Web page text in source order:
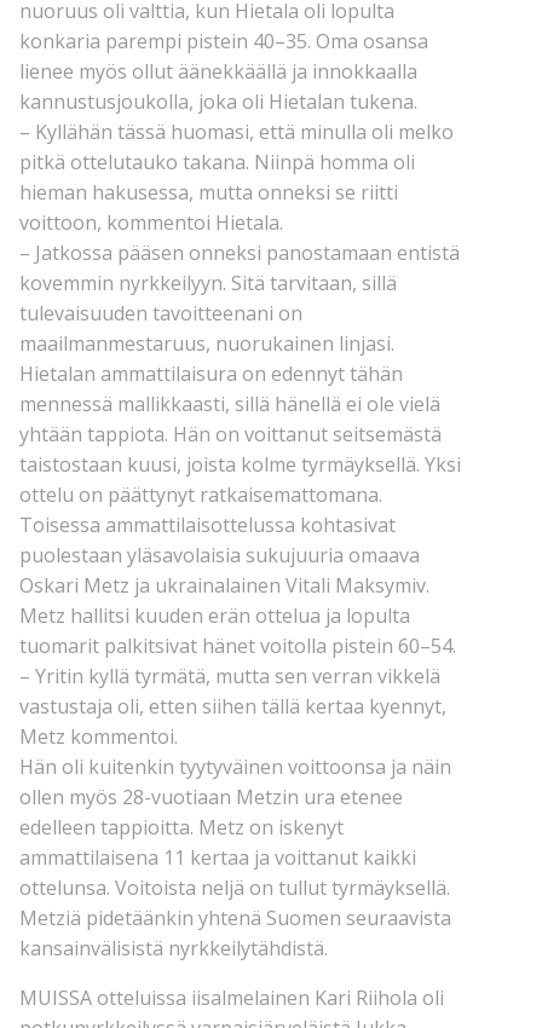
nuoruus oli valttia, kun Hietala oli lopulta
konkaria parempi pistein 40–35. Oma osansa
lienee myös ollut äänekkäällä ja innokkaalla
kannustusjoukolla, joka oli Hietalan tukena.
– Kyllähän tässä huomasi, että minulla oli melko
pitkä ottelutauko takana. Niinpä homma oli
hieman hakusessa, mutta onneksi se riitti
voittoon, kommentoi Hietala.
– Jatkossa pääsen onneksi panostamaan entistä
kovemmin nyrkkeilyyn. Sitä tarvitaan, sillä
tulevaisuuden tavoitteenani on
maailmanmestaruus, nuorukainen linjasi.
Hietalan ammattilaisura on edennyt tähän
mennessä mallikkaasti, sillä hänellä ei ole vielä
yhtään tappiota. Hän on voittanut seitsemästä
taistostaan kuusi, joista kolme tyrmäyksellä. Yksi
ottelu on päättynyt ratkaisemattomana.
Toisessa ammattilaisottelussa kohtasivat
puolestaan yläsavolaisia sukujuuria omaava
Oskari Metz ja ukrainalainen Vitali Maksymiv.
Metz hallitsi kuuden erän ottelua ja lopulta
tuomarit palkitsivat hänet voitolla pistein 60–54.
– Yritin kyllä tyrmätä, mutta sen verran vikkelä
vastustaja oli, etten siihen tällä kertaa kyennyt,
Metz kommentoi.
Hän oli kuitenkin tyytyväinen voittoonsa ja näin
ollen myös 28-vuotiaan Metzin ura etenee
edelleen tappioitta. Metz on iskenyt
ammattilaisena 11 kertaa ja voittanut kaikki
ottelunsa. Voitoista neljä on tullut tyrmäyksellä.
Metziä pidetäänkin yhtenä Suomen seuraavista
kansainvälisistä nyrkkeilytähdistä.
MUISSA otteluissa iisalmelainen Kari Riihola oli